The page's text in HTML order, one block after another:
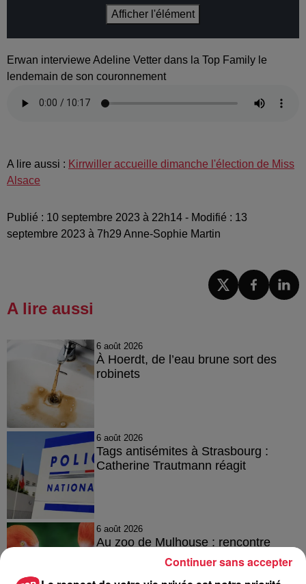
Afficher l'élément
Erwan interviewe Adeline Vetter dans la Top Family le
lendemain de son couronnement
A lire aussi : Kirrwiller accueille dimanche l'élection de Miss
Alsace
Publié : 10 septembre 2023 à 22h14 - Modifié : 13
septembre 2023 à 7h29 Anne-Sophie Martin
A lire aussi
6 août 2026
À Hoerdt, de l’eau brune sort des
robinets
6 août 2026
Tags antisémites à Strasbourg :
Catherine Trautmann réagit
6 août 2026
Au zoo de Mulhouse : rencontre
avec les flamants rouges
Continuer sans accepter